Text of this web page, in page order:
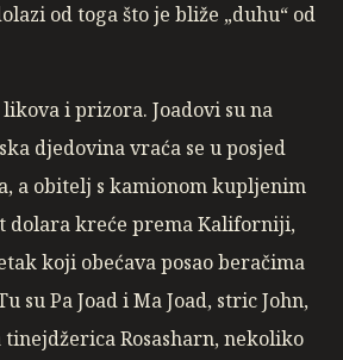
od toga što je bliže „duhu“ od
i prizora. Joadovi su na
djedovina vraća se u posjed
a obitelj s kamionom kupljenim
dolara kreće prema Kaliforniji,
koji obećava posao beračima
su Pa Joad i Ma Joad, stric John,
Rosasharn, nekoliko